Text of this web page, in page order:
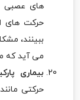
های عصبی
حرکت های
ببینند،
می آید که
بیماری
حرکتی